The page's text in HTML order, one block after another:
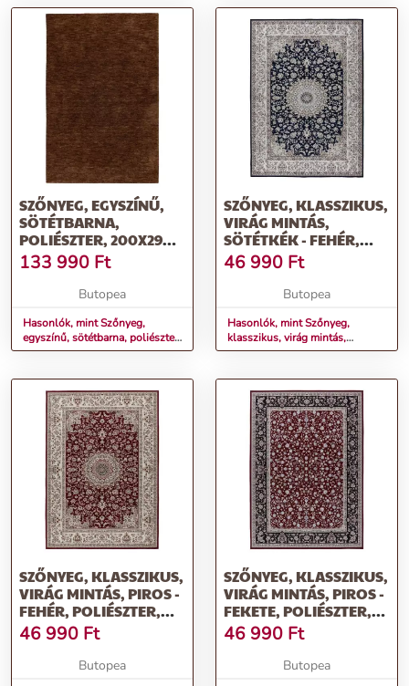
SZŐNYEG, EGYSZÍNŰ,
SÖTÉTBARNA,
POLIÉSZTER, 200X290
CM - AGGELUNE
133 990 Ft
Butopea
Hasonlók, mint Szőnyeg,
egyszínű, sötétbarna, poliészter,
200x290 cm - AGGELUNE
SZŐNYEG, KLASSZIKUS,
VIRÁG MINTÁS,
SÖTÉTKÉK - FEHÉR,
POLIÉSZTER, 200X290
CM - BOHEME ROYALE
46 990 Ft
Butopea
Hasonlók, mint Szőnyeg,
klasszikus, virág mintás,
sötétkék - fehér, poliészter,
ROYALE
SZŐNYEG, KLASSZIKUS,
VIRÁG MINTÁS, PIROS -
FEHÉR, POLIÉSZTER,
200X290 CM - BOHEME
ROYALE
46 990 Ft
Butopea
SZŐNYEG, KLASSZIKUS,
VIRÁG MINTÁS, PIROS -
FEKETE, POLIÉSZTER,
200X290 CM - MILLE ET
UNE NUITS
46 990 Ft
Butopea